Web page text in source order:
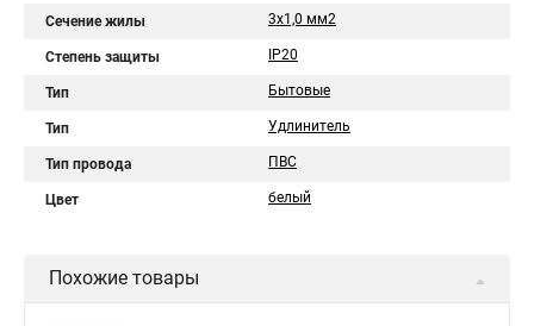
Сечение жилы 3х1,0 мм2
Степень защиты IP20
Тип Бытовые
Тип Удлинитель
Тип провода ПВС
Цвет белый
Похожие товары